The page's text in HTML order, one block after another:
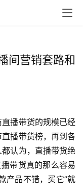
间营销套路和
播带货的规模已经
播带货榜，再到各
认为，直播带货绝
带货真的那么容易
产品不错，买它”就